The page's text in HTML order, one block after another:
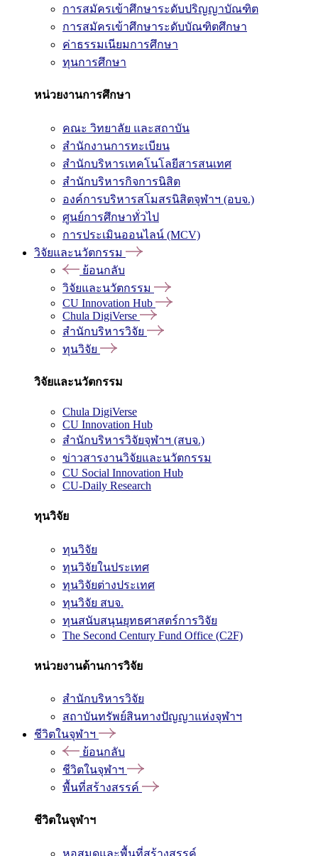
การสมัครเข้าศึกษาระดับปริญญาบัณฑิต
การสมัครเข้าศึกษาระดับบัณฑิตศึกษา
ค่าธรรมเนียมการศึกษา
ทุนการศึกษา
หน่วยงานการศึกษา
คณะ วิทยาลัย และสถาบัน
สำนักงานการทะเบียน
สำนักบริหารเทคโนโลยีสารสนเทศ
สำนักบริหารกิจการนิสิต
องค์การบริหารสโมสรนิสิตจุฬาฯ (อบจ.)
ศูนย์การศึกษาทั่วไป
การประเมินออนไลน์ (MCV)
วิจัยและนวัตกรรม
ย้อนกลับ
วิจัยและนวัตกรรม
CU Innovation Hub
Chula DigiVerse
สำนักบริหารวิจัย
ทุนวิจัย
วิจัยและนวัตกรรม
Chula DigiVerse
CU Innovation Hub
สำนักบริหารวิจัยจุฬาฯ (สบจ.)
ข่าวสารงานวิจัยและนวัตกรรม
CU Social Innovation Hub
CU-Daily Research
ทุนวิจัย
ทุนวิจัย
ทุนวิจัยในประเทศ
ทุนวิจัยต่างประเทศ
ทุนวิจัย สบจ.
ทุนสนับสนุนยุทธศาสตร์การวิจัย
The Second Century Fund Office (C2F)
หน่วยงานด้านการวิจัย
สำนักบริหารวิจัย
สถาบันทรัพย์สินทางปัญญาแห่งจุฬาฯ
ชีวิตในจุฬาฯ
ย้อนกลับ
ชีวิตในจุฬาฯ
พื้นที่สร้างสรรค์
ชีวิตในจุฬาฯ
หอสมุดและพื้นที่สร้างสรรค์